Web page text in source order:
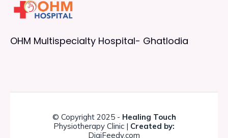
OHM Multispecialty Hospital- Ghatlodia
© Copyright 2025 - Healing Touch
Physiotherapy Clinic | Created by:
DigiFeedy.com